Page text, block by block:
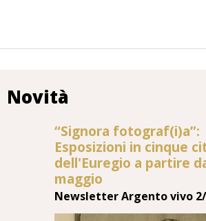
Novità
“Signora fotograf(i)a”:
Esposizioni in cinque
dell'Euregio a partire
maggio
Newsletter Argento vivo